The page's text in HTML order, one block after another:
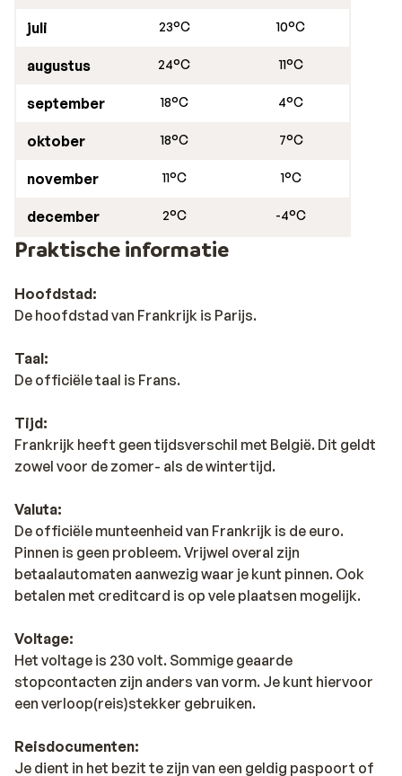
juli 23°C 10°C
augustus 24°C 11°C
september 18°C 4°C
oktober 18°C 7°C
november 11°C 1°C
december 2°C -4°C
Praktische informatie
Hoofdstad:
De hoofdstad van Frankrijk is Parijs.
Taal:
De officiële taal is Frans.
Tijd:
Frankrijk heeft geen tijdsverschil met België. Dit geldt
zowel voor de zomer- als de wintertijd.
Valuta:
De officiële munteenheid van Frankrijk is de euro.
Pinnen is geen probleem. Vrijwel overal zijn
betaalautomaten aanwezig waar je kunt pinnen. Ook
betalen met creditcard is op vele plaatsen mogelijk.
Voltage:
Het voltage is 230 volt. Sommige geaarde
stopcontacten zijn anders van vorm. Je kunt hiervoor
een verloop(reis)stekker gebruiken.
Reisdocumenten:
Je dient in het bezit te zijn van een geldig paspoort of